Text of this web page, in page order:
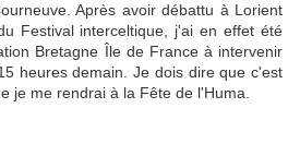
Après avoir débattu à Lorient
Festival interceltique, j'ai en effet été
Bretagne Île de France à intervenir
heures demain. Je dois dire que c'est
je me rendrai à la Fête de l'Huma.